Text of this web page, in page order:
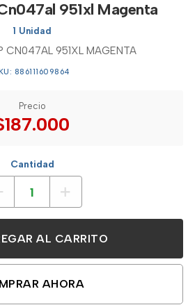
951xl Magenta
1 Unidad
CN047AL 951XL MAGENTA
886111609864
Precio
Cantidad
AL CARRITO
AHORA